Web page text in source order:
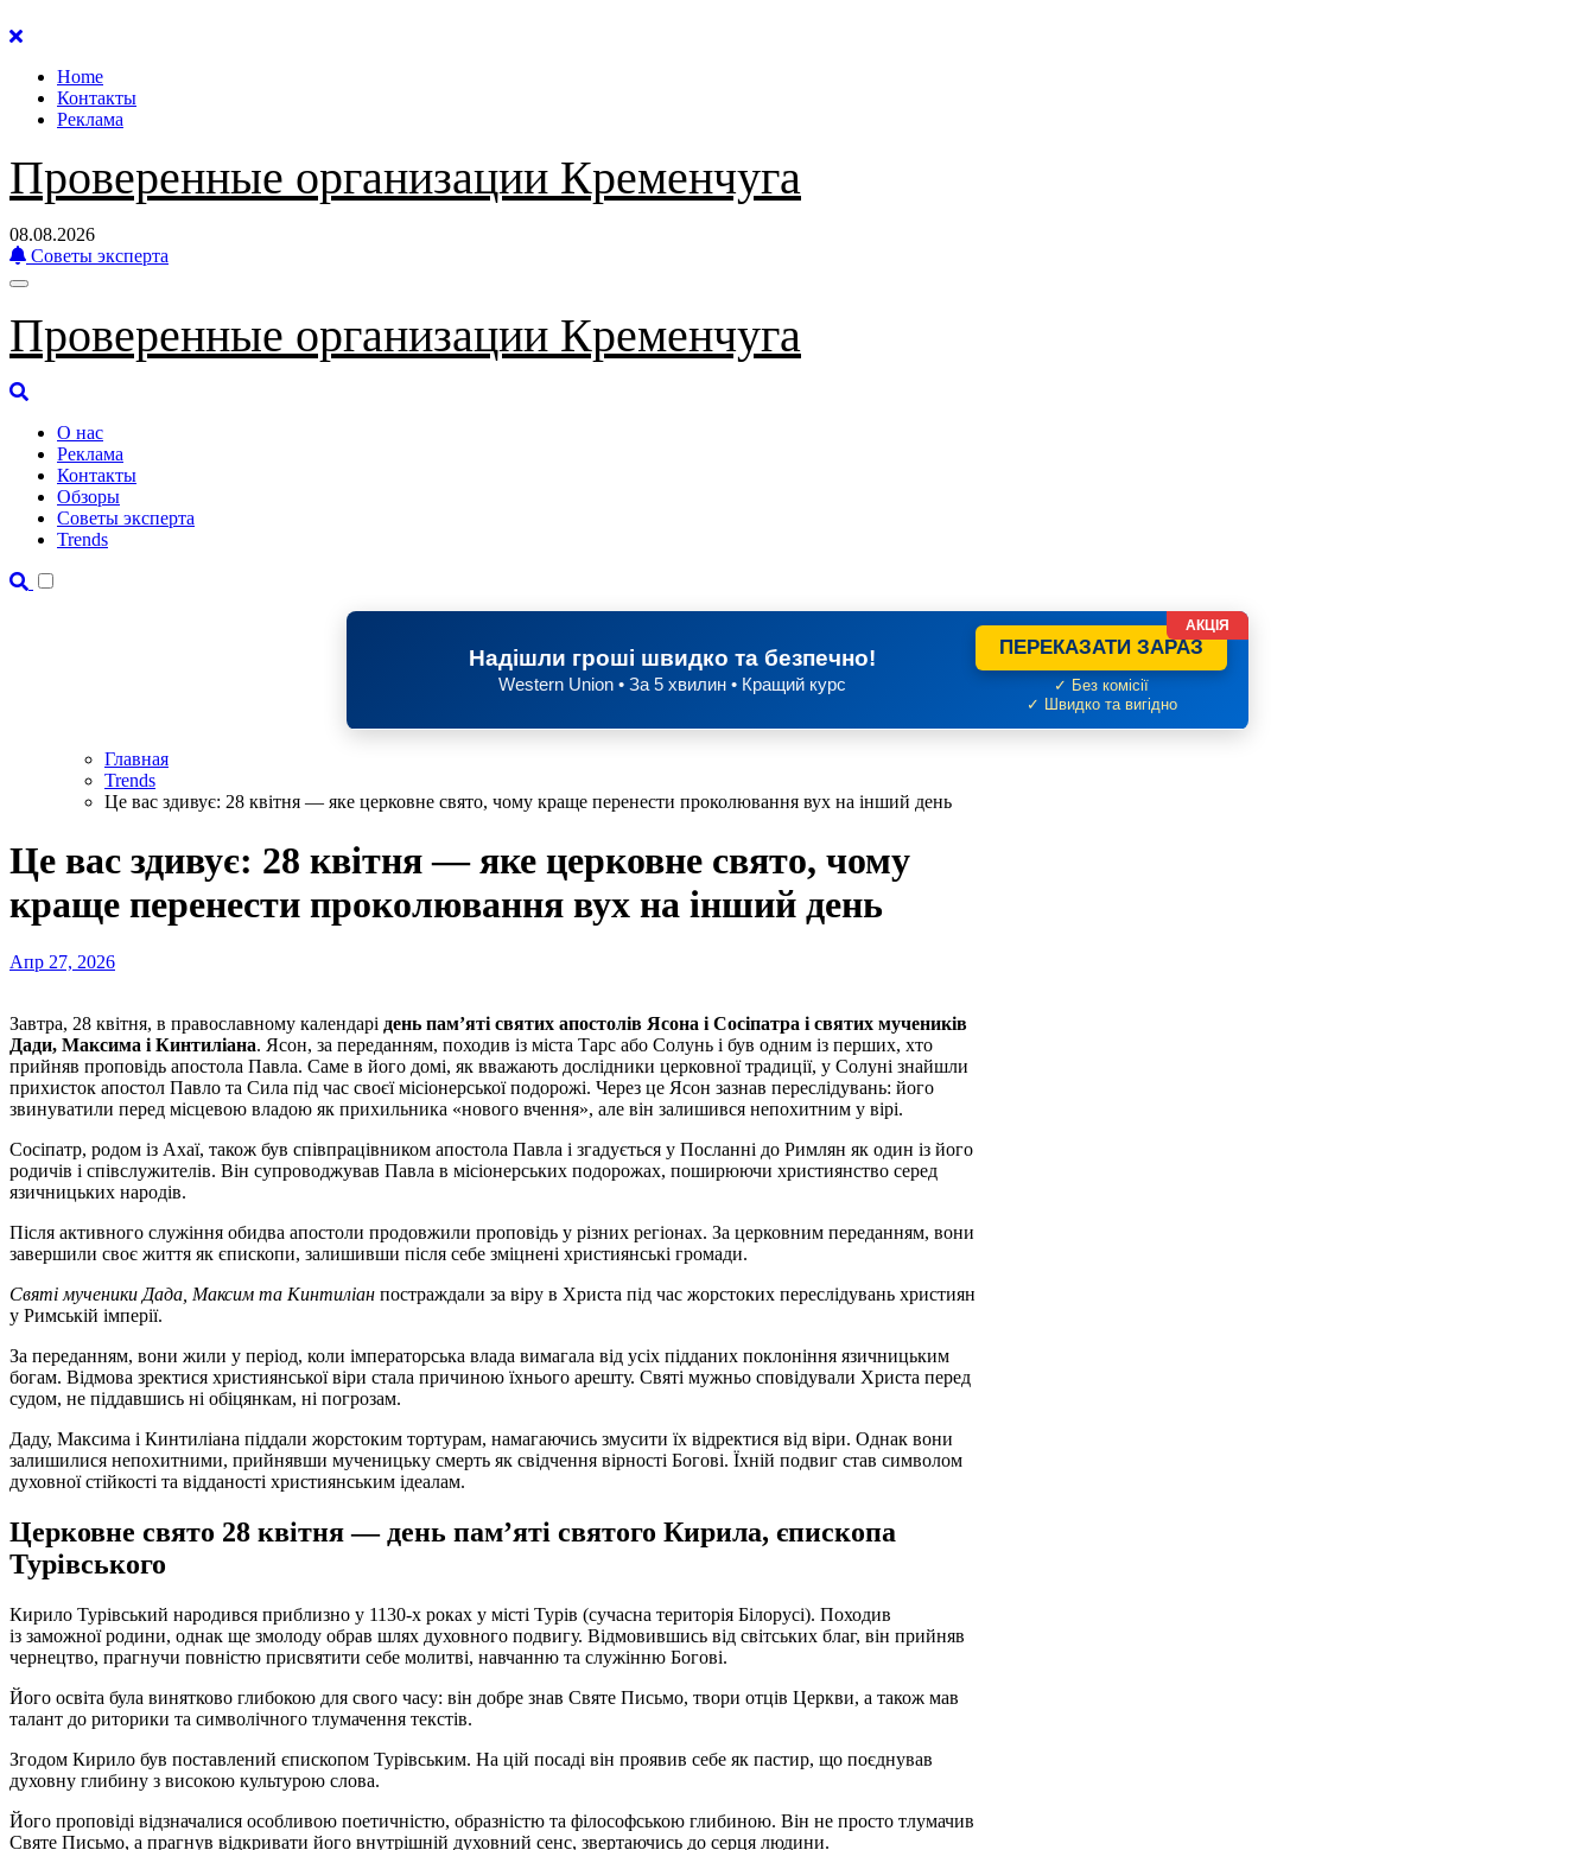
Перейти
содержанию
Home
Контакты
Реклама
Проверенные организации Кременчуга
08.08.2026
Советы эксперта
Проверенные организации Кременчуга
О нас
Реклама
Контакты
Обзоры
Советы эксперта
Trends
Надішли гроші швидко та безпечно!
Western Union • За 5 хвилин • Кращий курс
ПЕРЕКАЗАТИ ЗАРАЗ
✓ Без комісії
✓ Швидко та вигідно
АКЦІЯ
Главная
Trends
Це вас здивує: 28 квітня — яке церковне свято, чому краще перенести проколювання вух на інший день
Це вас здивує: 28 квітня — яке церковне свято, чому
краще перенести проколювання вух на інший день
Апр 27, 2026
Завтра, 28 квітня, в православному календарі день пам’яті святих апостолів Ясона і Сосіпатра і святих мучеників
Дади, Максима і Кинтиліана. Ясон, за переданням, походив із міста Тарс або Солунь і був одним із перших, хто
прийняв проповідь апостола Павла. Саме в його домі, як вважають дослідники церковної традиції, у Солуні знайшли
прихисток апостол Павло та Сила під час своєї місіонерської подорожі. Через це Ясон зазнав переслідувань: його
звинуватили перед місцевою владою як прихильника «нового вчення», але він залишився непохитним у вірі.
Сосіпатр, родом із Ахаї, також був співпрацівником апостола Павла і згадується у Посланні до Римлян як один із його
родичів і співслужителів. Він супроводжував Павла в місіонерських подорожах, поширюючи християнство серед
язичницьких народів.
Після активного служіння обидва апостоли продовжили проповідь у різних регіонах. За церковним переданням, вони
завершили своє життя як єпископи, залишивши після себе зміцнені християнські громади.
Святі мученики Дада, Максим та Кинтиліан постраждали за віру в Христа під час жорстоких переслідувань християн
у Римській імперії.
За переданням, вони жили у період, коли імператорська влада вимагала від усіх підданих поклоніння язичницьким
богам. Відмова зректися християнської віри стала причиною їхнього арешту. Святі мужньо сповідували Христа перед
судом, не піддавшись ні обіцянкам, ні погрозам.
Даду, Максима і Кинтиліана піддали жорстоким тортурам, намагаючись змусити їх відректися від віри. Однак вони
залишилися непохитними, прийнявши мученицьку смерть як свідчення вірності Богові. Їхній подвиг став символом
духовної стійкості та відданості християнським ідеалам.
Церковне свято 28 квітня — день пам’яті святого Кирила, єпископа
Турівського
Кирило Турівський народився приблизно у 1130-х роках у місті Турів (сучасна територія Білорусі). Походив
із заможної родини, однак ще змолоду обрав шлях духовного подвигу. Відмовившись від світських благ, він прийняв
чернецтво, прагнучи повністю присвятити себе молитві, навчанню та служінню Богові.
Його освіта була винятково глибокою для свого часу: він добре знав Святе Письмо, твори отців Церкви, а також мав
талант до риторики та символічного тлумачення текстів.
Згодом Кирило був поставлений єпископом Турівським. На цій посаді він проявив себе як пастир, що поєднував
духовну глибину з високою культурою слова.
Його проповіді відзначалися особливою поетичністю, образністю та філософською глибиною. Він не просто тлумачив
Святе Письмо, а прагнув відкривати його внутрішній духовний сенс, звертаючись до серця людини.